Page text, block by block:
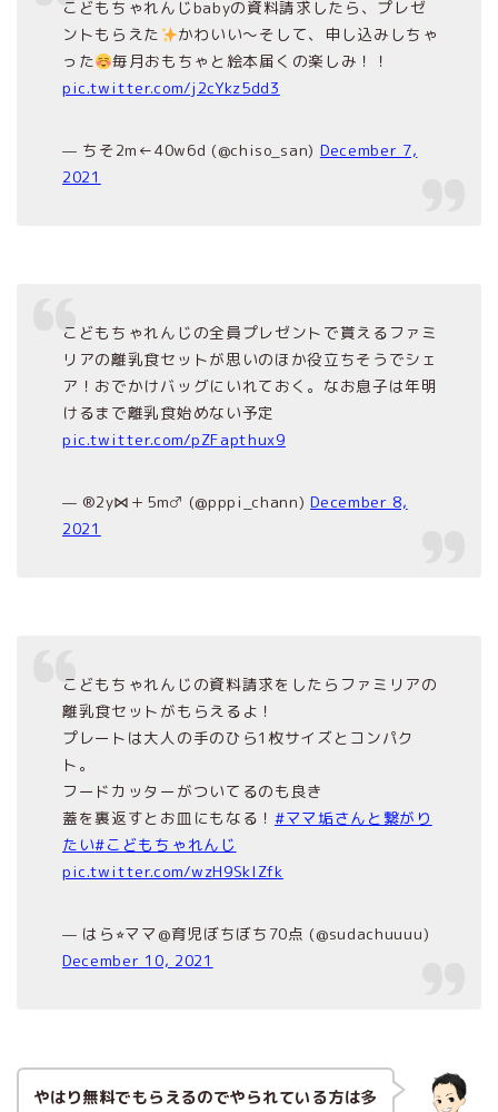
こどもちゃれんじbabyの資料請求したら、プレゼ
ントもらえた
かわいい〜そして、申し込みしちゃ
った
毎月おもちゃと絵本届くの楽しみ！！
pic.twitter.com/j2cYkz5dd3
— ちそ2m←40w6d (@chiso_san) December 7,
2021
こどもちゃれんじの全員プレゼントで貰えるファミ
リアの離乳食セットが思いのほか役立ちそうでシェ
ア！おでかけバッグにいれておく。なお息子は年明
けるまで離乳食始めない予定
pic.twitter.com/pZFapthux9
— ®2y⋈＋5m♂︎ (@pppi_chann)December 8,
2021
こどもちゃれんじの資料請求をしたらファミリアの
離乳食セットがもらえるよ！
プレートは大人の手のひら1枚サイズとコンパク
ト。
フードカッターがついてるのも良き
蓋を裏返すとお皿にもなる！ #ママ垢さんと繋がり
たい#こどもちゃれんじ
pic.twitter.com/wzH9SklZfk
— はら⭐︎ママ@育児ぼちぼち70点 (@sudachuuuu)
December 10, 2021
やはり無料でもらえるのでやられている方は多